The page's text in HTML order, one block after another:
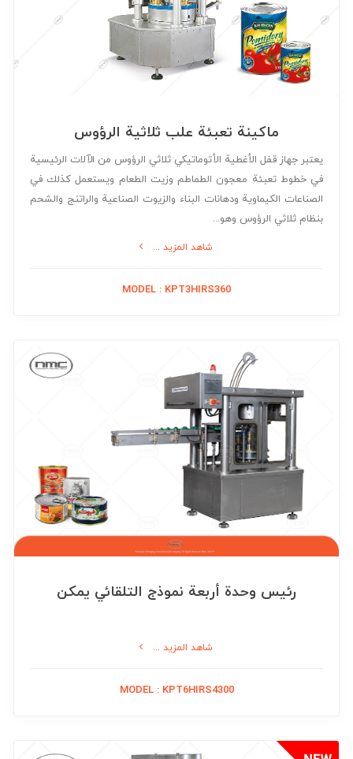
ماكينة تعبئة علب ثلاثية الرؤوس
يعتبر جهاز قفل الأغطية الأتوماتيكي ثلاثي الرؤوس من الآلات الرئيسية
في خطوط تعبئة معجون الطماطم وزيت الطعام ويستعمل كذلك في
الصناعات الكيماوية ودهانات البناء والزيوت الصناعية والراتنج والشحم
بنظام ثلاثي الرؤوس وهو...
شاهد المزيد ...
MODEL : KPT3HIRS360
رئيس وحدة أربعة نموذج التلقائي يمكن
شاهد المزيد ...
MODEL : KPT6HIRS4300